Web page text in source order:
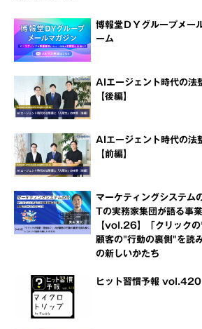
博報堂ＤＹグループメー
ーム
AIエージェント時代の法
【後編】
AIエージェント時代の法
【前編】
マーケティングシステム
Tの実務家集団が語る事
【vol.26】「クリック
顧客の"行動の裏側"を読
の新しいかたち
ヒット習慣予報 vol.420